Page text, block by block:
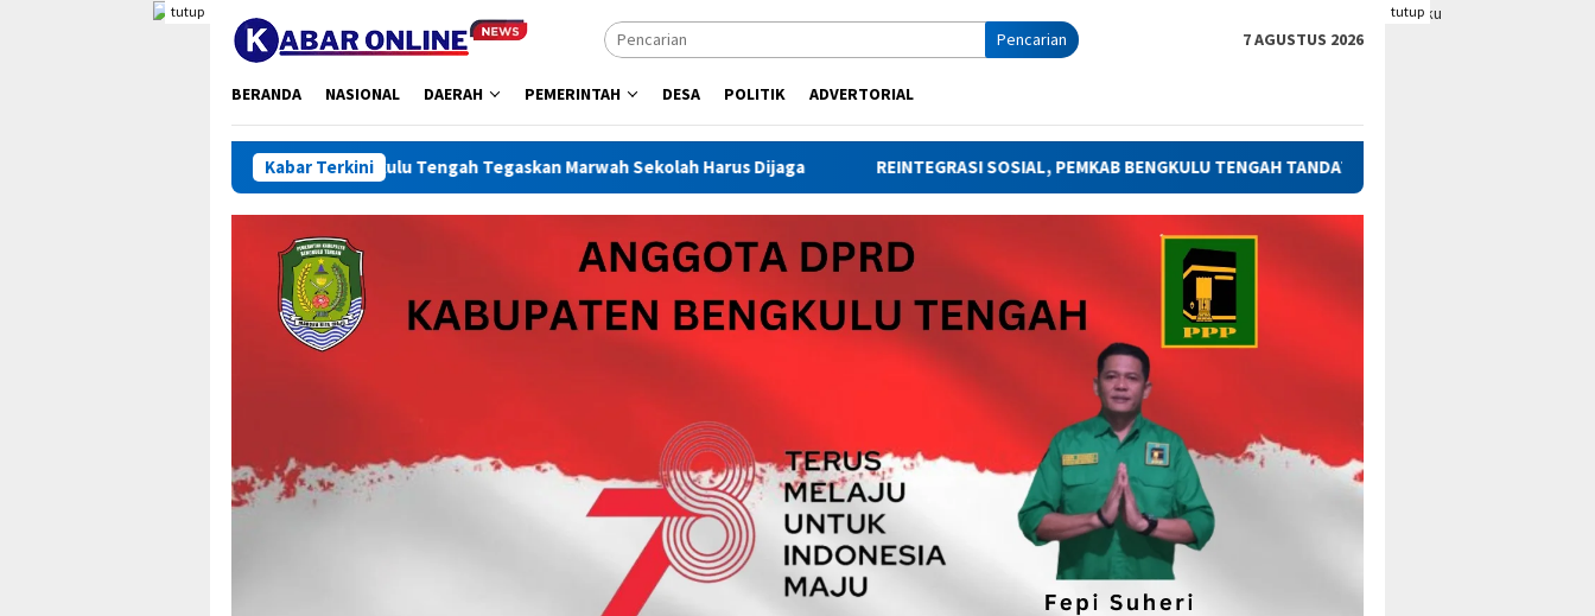
konten
tutup tutup
Pencarian 7 AGUSTUS 2026
BERANDA NASIONAL DAERAH PEMERINTAH DESA POLITIK ADVERTORIAL
Kabar Terkini
Dikumpulkan, Bupati Bengkulu Tengah Tegaskan Marwah Sekolah Harus Dijaga REINTEGRASI SOSIAL, PEMKAB BENGKULU TENGAH TANDATANGANI NOTA KESEPAKATAN BERSAMA